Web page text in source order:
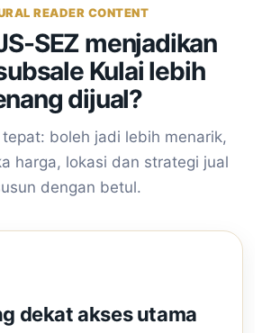
READER CONTENT
SEZ menjadikan
Kulai lebih
dijual?
boleh jadi lebih menarik,
harga, lokasi dan strategi jual
dengan betul.
dekat akses utama